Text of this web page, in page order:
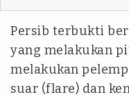
Persib terbukti
yang melakukan
melakukan
suar (flare) dan